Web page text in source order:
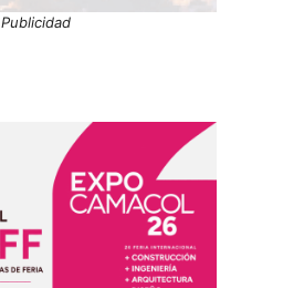
Publicidad